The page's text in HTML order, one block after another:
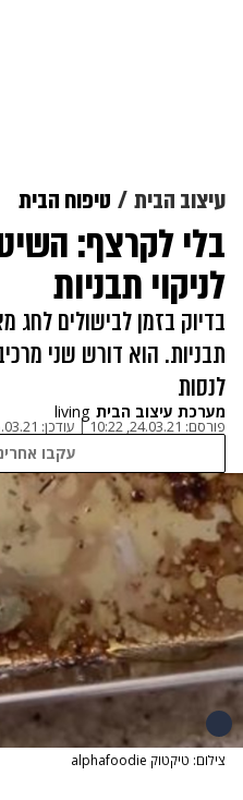
עיצוב הבית טיפוח הבית
בלי לקרצף:
לניקוי תבניות
בדיוק בזמן לבישולים לחג
תבניות. הוא דורש שני
לנסות
מערכת עיצוב הבית living
פורסם: 24.03.21, 10:22
| עודכן: 11:38
עקבו
צילום: טיקטוק alphafoodie